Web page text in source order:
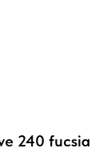
240 fucsia